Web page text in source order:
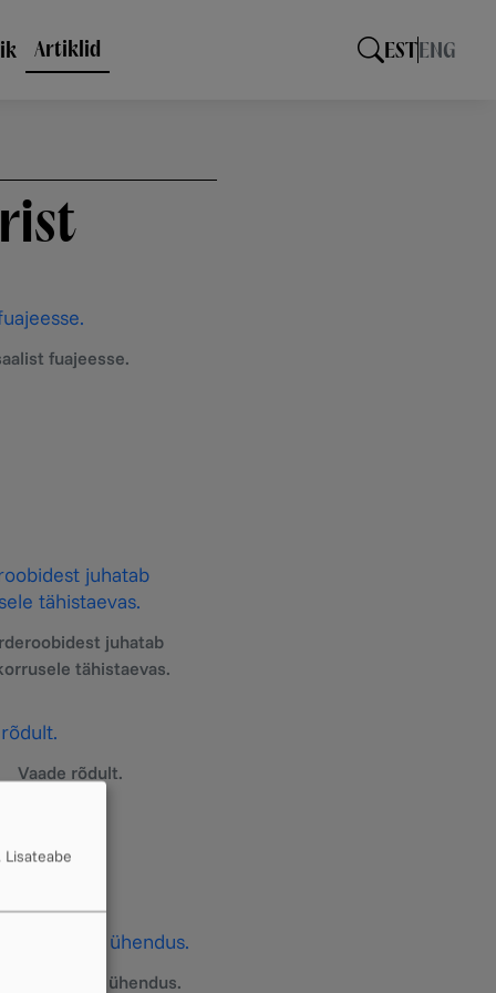
Artiklid ESTENG
fuajeesse.
juhatab
tähistaevas.
Vaade rõdult.
ja uue hoone ühendus.
Lisateabe